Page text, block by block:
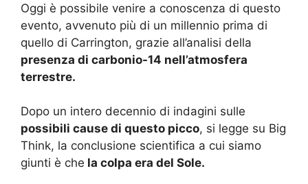
Oggi è possibile venire a conoscenza di questo
evento, avvenuto più di un millennio prima di
quello di Carrington, grazie all’analisi della
presenza di carbonio-14 nell’atmosfera
terrestre.
Dopo un intero decennio di indagini sulle
possibili cause di questo picco, si legge su Big
Think, la conclusione scientifica a cui siamo
giunti è che la colpa era del Sole.